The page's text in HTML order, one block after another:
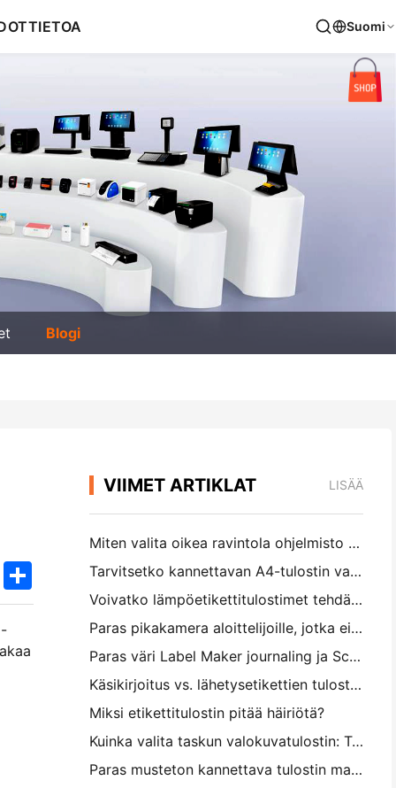
TIETOA Suomi
Blogi
TwitterShare
VIIMET ARTIKLAT LISÄÄ
Miten valita oikea ravintola ohjelmisto pieni tai keskikokoinen ravintola
Tarvitsetko kannettavan A4-tulostin varastolaskuihin? Mikä todella toimii
Voivatko lämpöetikettitulostimet tehdä vesitiivisiä etikettejä pienille yritystuotteille?
Paras pikakamera aloittelijoille, jotka eivät halua tuhlata paperia
Paras väri Label Maker journaling ja Scrapbooking: Lisää lisää väriä jokaiselle sivulle
Käsikirjoitus vs. lähetysetikettien tulostus: vinkkejä pienille yrityksille vuonna 2026
Miksi etikettitulostin pitää häiriötä?
Kuinka valita taskun valokuvatulostin: Täydellinen opas päiväkirjan, matkan ja iPhone-käyttäjille
Paras musteton kannettava tulostin matkalle, koululle ja mobiilityölle: Hanin MT620 Pro Review